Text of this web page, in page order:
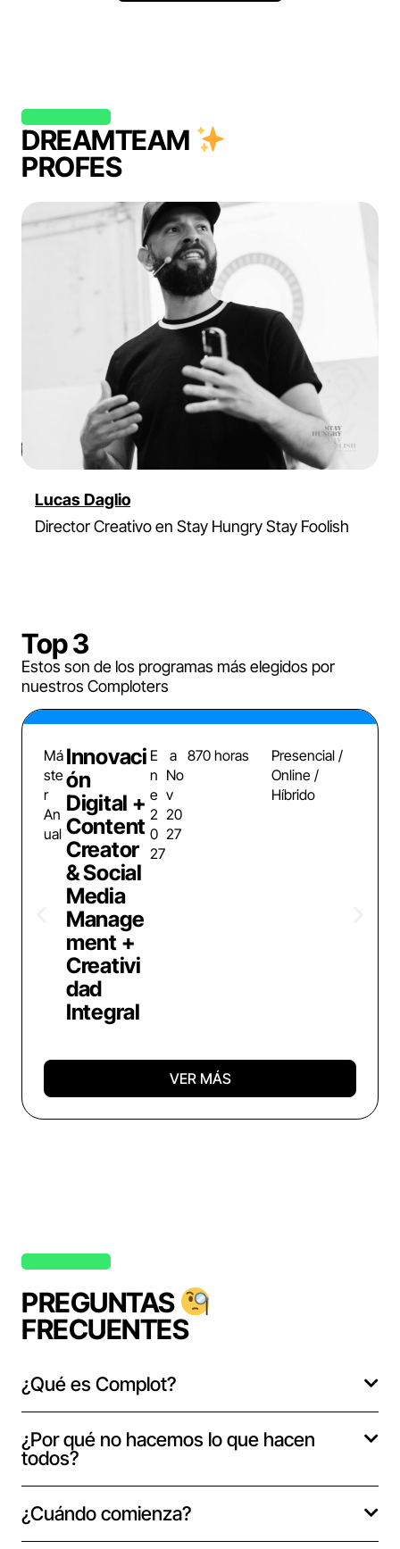
DREAMTEAM
PROFES
Lucas Daglio
Director Creativo en Stay Hungry Stay Foolish
Top 3
Estos son de los programas más elegidos por
nuestros Comploters
Má
ste
r
An
ual
Innovaci
ón
Digital +
Content
Creator
& Social
Media
Manage
ment +
Creativi
dad
Integral
E
n
e
2
0
27
a
No
v
20
27
870 horas
Presencial /
Online /
Híbrido
VER MÁS
PREGUNTAS
FRECUENTES
¿Qué es Complot?
¿Por qué no hacemos lo que hacen
todos?
¿Cuándo comienza?